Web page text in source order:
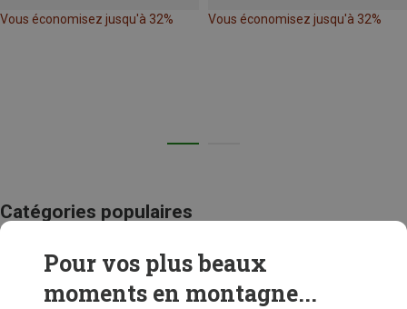
Vous économisez jusqu'à 32% Vous économisez jusqu'à 32%
Catégories populaires
SACS À DOS VOYAGE
Pour vos plus beaux
moments en montagne...